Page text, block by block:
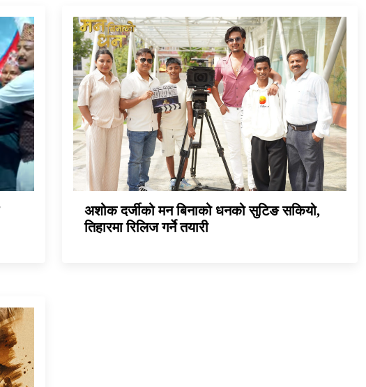
अशोक दर्जीको मन बिनाको धनको सुटिङ सकियो,
तिहारमा रिलिज गर्ने तयारी